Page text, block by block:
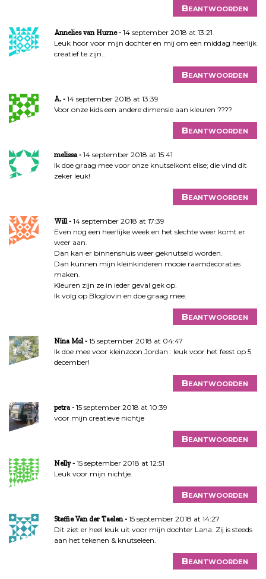
Beantwoorden
Annelies van Hurne
14 september 2018 at 13:21
Leuk hoor voor mijn dochter en mij om een middag heerlijk
creatief te zijn..
Beantwoorden
A.
14 september 2018 at 13:39
Voor onze kids een andere dimensie aan kleuren ????
Beantwoorden
melissa
14 september 2018 at 15:41
Ik doe graag mee voor onze knutselkont elise; die vind dit
zeker leuk!
Beantwoorden
Will
14 september 2018 at 17:39
Even nog een heerlijke week en het slechte weer komt er
weer aan.
Dan kan er binnenshuis weer geknutseld worden.
Dan kunnen mijn kleinkinderen mooie raamdecoraties
maken.
Kleuren zijn ze in ieder geval gek op.
Ik volg op Bloglovin en doe graag mee.
Beantwoorden
Nina Mol
15 september 2018 at 04:47
Ik doe mee voor kleinzoon Jordan : leuk voor het feest op 5
december!
Beantwoorden
petra
15 september 2018 at 10:39
voor mijn creatieve nichtje
Beantwoorden
Nelly
15 september 2018 at 12:51
Leuk voor mijn nichtje.
Beantwoorden
Steffie Van der Taelen
15 september 2018 at 14:27
Dit ziet er heel leuk uit voor mijn dochter Lana. Zij is steeds
aan het tekenen & knutseleen.
Beantwoorden